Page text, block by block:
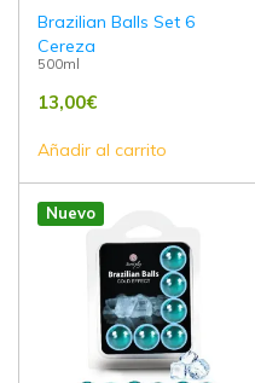
Brazilian Balls Set 6
Cereza
500ml
13,00€
Añadir al carrito
Nuevo